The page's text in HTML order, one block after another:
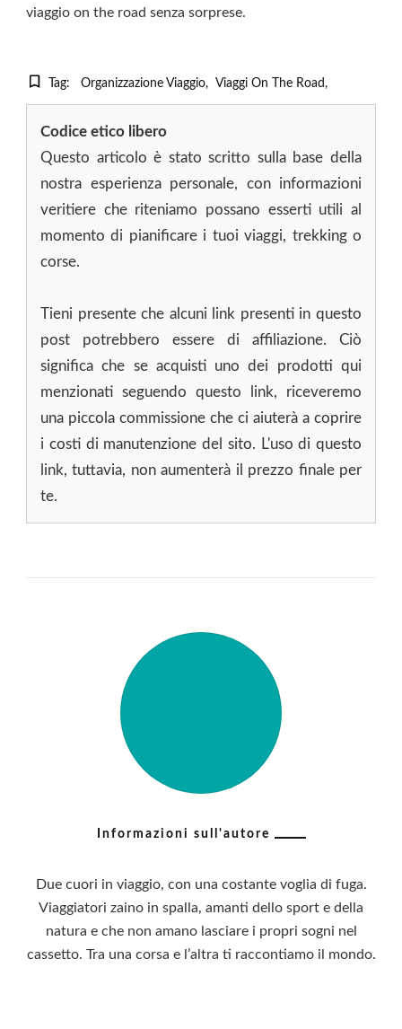
viaggio on the road senza sorprese.
Tag: Organizzazione Viaggio Viaggi On The Road
Codice etico libero
Questo articolo è stato scritto sulla base della
nostra esperienza personale, con informazioni
veritiere che riteniamo possano esserti utili al
momento di pianificare i tuoi viaggi, trekking o
corse.
Tieni presente che alcuni link presenti in questo
post potrebbero essere di affiliazione. Ciò
significa che se acquisti uno dei prodotti qui
menzionati seguendo questo link, riceveremo
una piccola commissione che ci aiuterà a coprire
i costi di manutenzione del sito. L'uso di questo
link, tuttavia, non aumenterà il prezzo finale per
te.
Informazioni sull'autore
Due cuori in viaggio, con una costante voglia di fuga.
Viaggiatori zaino in spalla, amanti dello sport e della
natura e che non amano lasciare i propri sogni nel
cassetto. Tra una corsa e l’altra ti raccontiamo il mondo.